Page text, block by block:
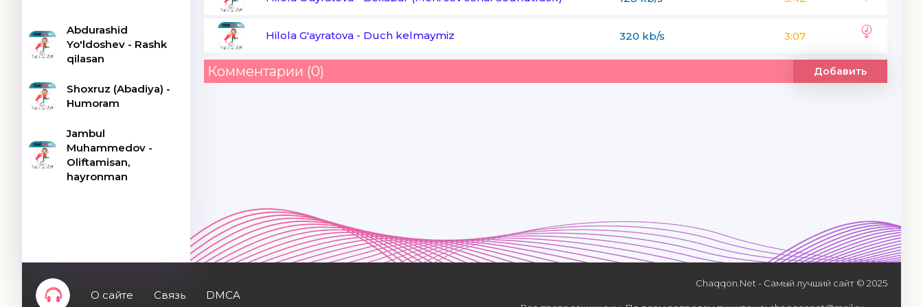
Abdurashid
Yo'ldoshev - Rashk
qilasan
Shoxruz (Abadiya) -
Humoram
Jambul
Muhammedov -
Oliftamisan,
hayronman
Hilola G'ayratova - Duch kelmaymiz 320 kb/s 3:07
Комментарии (0) Добавить
О сайте Связь DMCA
Chaqqon.Net - Самый лучший сайт © 2025